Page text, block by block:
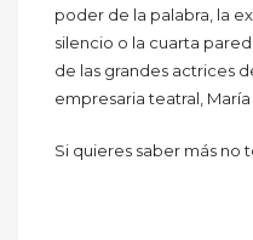
poder de la palabra, la
silencio o la cuarta
de las grandes actrices
empresaria teatral, María
Si quieres saber más no